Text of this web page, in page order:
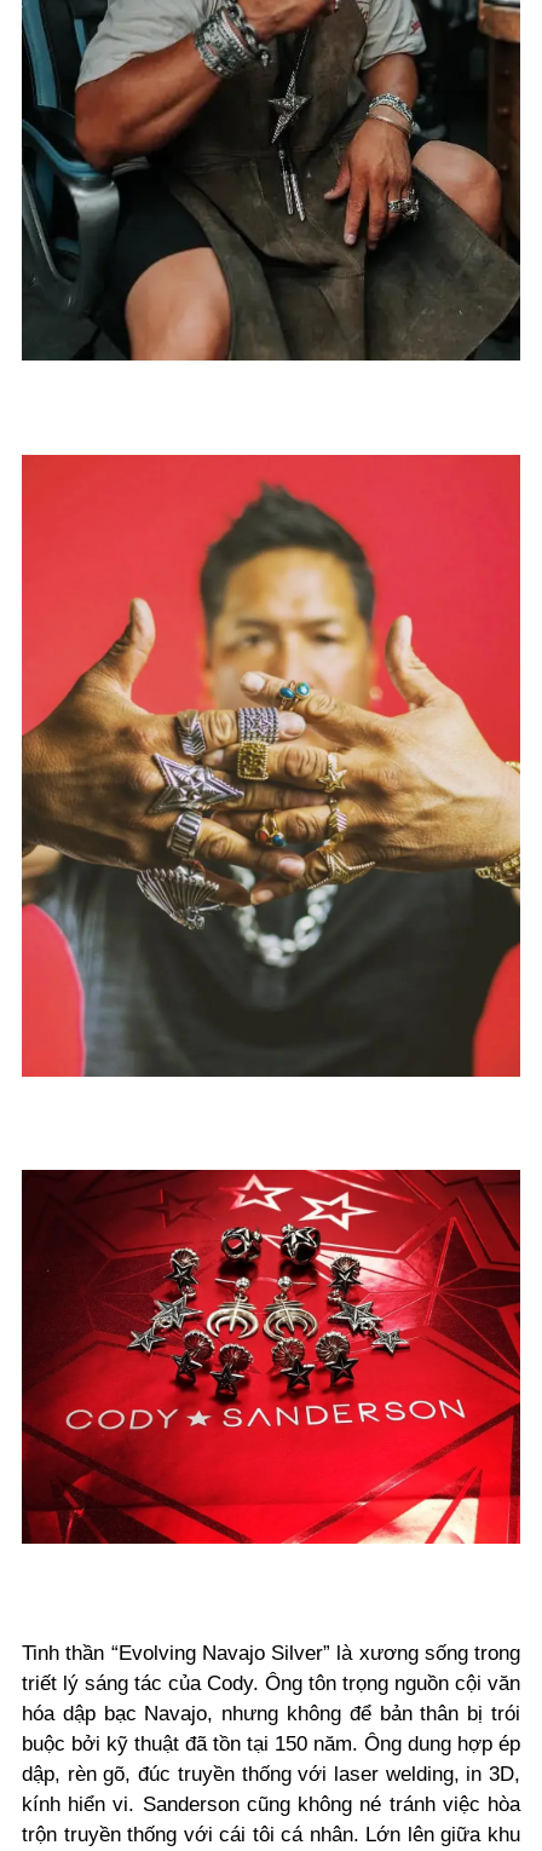
Tinh thần “Evolving Navajo Silver” là xương sống trong
triết lý sáng tác của Cody. Ông tôn trọng nguồn cội văn
hóa dập bạc Navajo, nhưng không để bản thân bị trói
buộc bởi kỹ thuật đã tồn tại 150 năm. Ông dung hợp ép
dập, rèn gõ, đúc truyền thống với laser welding, in 3D,
kính hiển vi. Sanderson cũng không né tránh việc hòa
trộn truyền thống với cái tôi cá nhân. Lớn lên giữa khu